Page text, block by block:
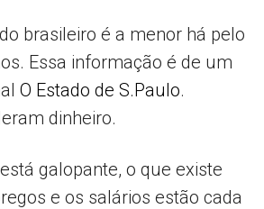
brasileiro é a menor há pelo
Essa informação é de um
O Estado de S.Paulo.
dinheiro.
galopante, o que existe
e os salários estão cada